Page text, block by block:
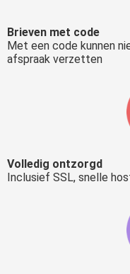
Brieven met code
Met een code kunnen
afspraak verzetten
Volledig ontzorgd
Inclusief SSL, snelle